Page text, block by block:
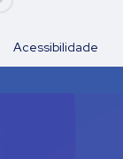
Acessibilidade